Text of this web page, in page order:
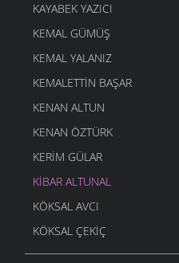
KAYABEK YAZICI
KEMAL GÜMÜŞ
KEMAL YALANIZ
KEMALETTIN BAŞAR
KENAN ALTUN
KENAN ÖZTÜRK
KERIM GÜLAR
KIBAR ALTUNAL
KÖKSAL AVCI
KÖKSAL ÇEKIÇ